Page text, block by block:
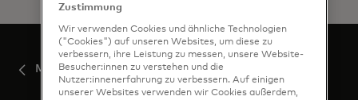
Mastercard Move
Zustimmung
Wir verwenden Cookies und ähnliche Technologien
("Cookies") auf unseren Websites, um diese zu
verbessern, ihre Leistung zu messen, unsere Website-
Besucher:innen zu verstehen und die
Nutzer:innenerfahrung zu verbessern. Auf einigen
unserer Websites verwenden wir Cookies außerdem,